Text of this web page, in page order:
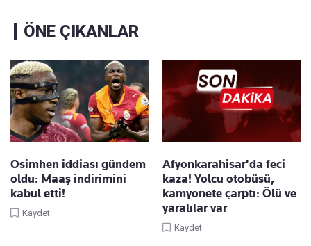
ÖNE ÇIKANLAR
Osimhen iddiası gündem
oldu: Maaş indirimini
kabul etti!
Kaydet
Afyonkarahisar'da feci
kaza! Yolcu otobüsü,
kamyonete çarptı: Ölü ve
yaralılar var
Kaydet